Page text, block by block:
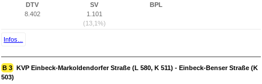
DTV
8.402
SV
1.101
(13,1%)
BPL
Infos...
B 3 KVP Einbeck-Markoldendorfer Straße (L 580, K 511) - Einbeck-Benser Straße (K
503)